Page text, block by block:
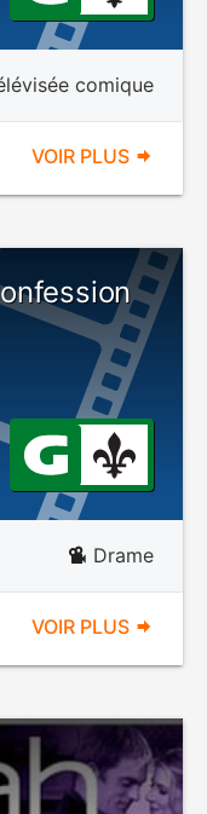
comique
VOIR PLUS
Drame
VOIR PLUS